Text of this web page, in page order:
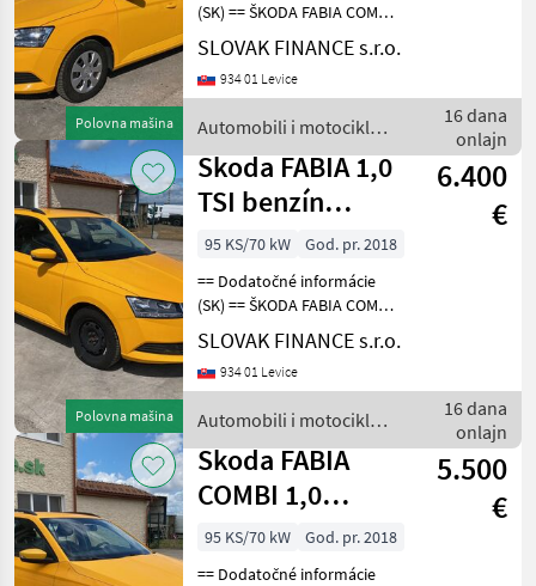
Polovna mašina
(SK) == ŠKODA FABIA COMBI
1, 0 TSI benzín r.v. 11/2018,
90 629 km, EURO 6, 70 kW,
999 cm3, manuál 5st,
rádio, Bluet
SLOVAK FINANCE s.r.o.
934 01 Levice
Automobili i motocikli /
Skoda
16 dana
onlajn
Polovna mašina
Skoda FABIA 1,0
TSI benzín
COMBI manual
VIN 125
6.400
€
95 KS/70 kW
God. pr. 2018
== Dodatočné informácie
(SK) == ŠKODA FABIA COMBI
1, 0 TSI benzín r.v. 11/2018,
38 647 km, EURO 6, 70 kW,
999 cm3, manuál 5st,
rádio, Bluet
SLOVAK FINANCE s.r.o.
934 01 Levice
Automobili i motocikli /
Skoda
16 dana
onlajn
Skoda FABIA
COMBI 1,0
benzin E6
manual VIN 266
5.500
€
95 KS/70 kW
God. pr. 2018
== Dodatočné informácie